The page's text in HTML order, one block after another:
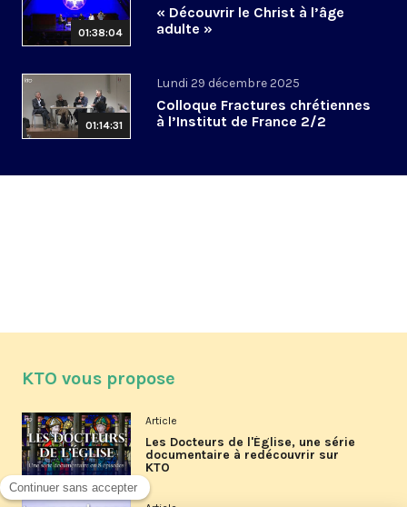
01:38:04
« Découvrir le Christ à l’âge
adulte »
01:14:31
Lundi 29 décembre 2025
Colloque Fractures chrétiennes
à l’Institut de France 2/2
KTO vous propose
Article
Les Docteurs de l'Église, une série
documentaire à redécouvrir sur
KTO